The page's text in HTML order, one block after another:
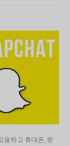
용하고 휴대폰, 왓